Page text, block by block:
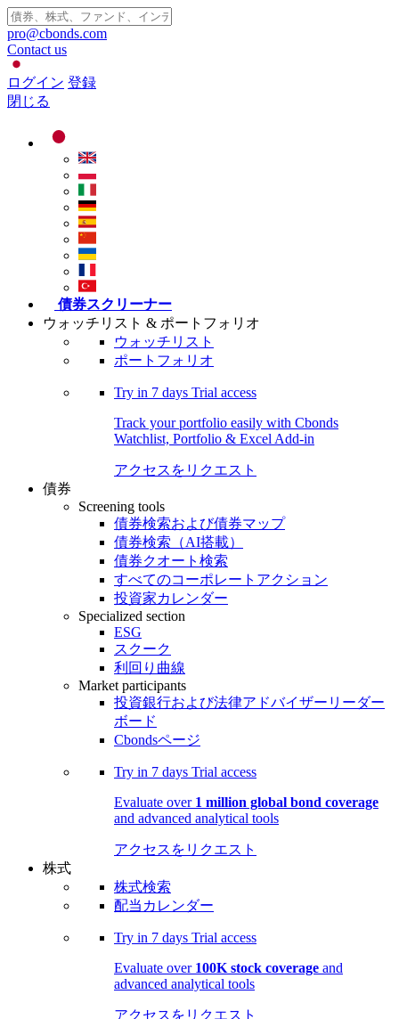
pro@cbonds.com
Contact us
ログイン 登録
閉じる
債券スクリーナー
ウォッチリスト & ポートフォリオ
ウォッチリスト
ポートフォリオ
Try in 7 days Trial access
Track your portfolio easily with Cbonds
Watchlist, Portfolio & Excel Add-in
アクセスをリクエスト
債券
Screening tools
債券検索および債券マップ
債券検索（AI搭載）
債券クオート検索
すべてのコーポレートアクション
投資家カレンダー
Specialized section
ESG
スクーク
利回り曲線
Market participants
投資銀行および法律アドバイザーリーダー
ボード
Cbondsページ
Try in 7 days Trial access
Evaluate over 1 million global bond coverage
and advanced analytical tools
アクセスをリクエスト
株式
株式検索
配当カレンダー
Try in 7 days Trial access
Evaluate over 100K stock coverage and
advanced analytical tools
アクセスをリクエスト